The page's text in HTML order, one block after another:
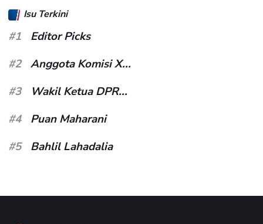
Isu Terkini
#1
Editor Picks
#2
Anggota Komisi X...
#3
Wakil Ketua DPR...
#4
Puan Maharani
#5
Bahlil Lahadalia